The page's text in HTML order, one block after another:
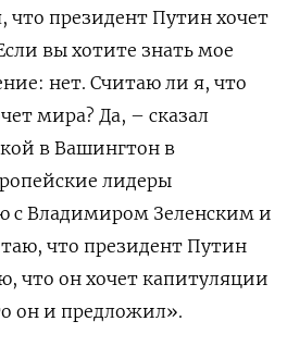
что президент Путин хочет
вы хотите знать мое
нет. Считаю ли я, что
мира? Да, – сказал
в Вашингтон в
лидеры
с Владимиром Зеленским и
что президент Путин
что он хочет капитуляции
он и предложил».